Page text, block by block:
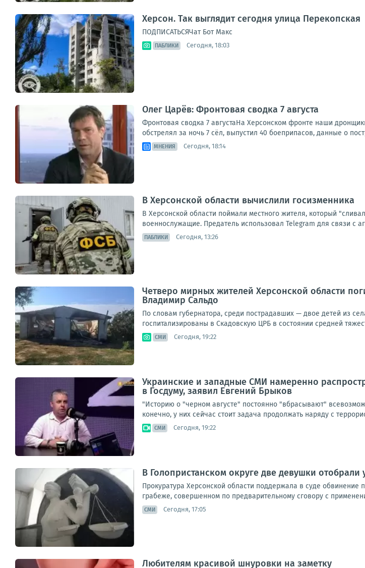
Херсон. Так выглядит сегодня улица Перекопская
ПОДПИСАТЬСЯЧат Бот Макс
ПАБЛИКИ Сегодня, 18:03
Олег Царёв: Фронтовая сводка 7 августа
Фронтовая сводка 7 августаНа Херсонском фронте наши
обстрелял за ночь 7 сёл, выпустил 40 боеприпасов, данные о
МНЕНИЯ Сегодня, 18:14
В Херсонской области вычислили госизменника
В Херсонской области поймали местного жителя, который
военнослужащие. Предатель использовал Telegram для связи с
ПАБЛИКИ Сегодня, 13:26
Четверо мирных жителей Херсонской области
Владимир Сальдо
По словам губернатора, среди пострадавших — двое детей из
госпитализированы в Скадовскую ЦРБ в состоянии средней
СМИ Сегодня, 19:22
Украинские и западные СМИ намеренно
в Госдуму, заявил Евгений Брыков
"Историю о "черном августе" постоянно "вбрасывают"
конечно, у них сейчас стоит задача продолжать наряду с
СМИ Сегодня, 19:22
В Голопристанском округе две девушки
Прокуратура Херсонской области поддержала в суде обвинение
грабеже, совершенном по предварительному сговору с
СМИ Сегодня, 17:05
Любителям красивой шнуровки на заметку